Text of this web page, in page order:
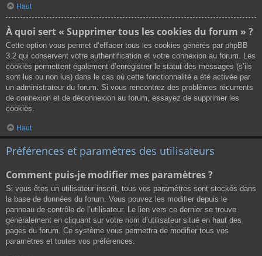
Haut
À quoi sert « Supprimer tous les cookies du forum » ?
Cette option vous permet d’effacer tous les cookies générés par phpBB
3.2 qui conservent votre authentification et votre connexion au forum. Les
cookies permettent également d’enregistrer le statut des messages (s’ils
sont lus ou non lus) dans le cas où cette fonctionnalité a été activée par
un administrateur du forum. Si vous rencontrez des problèmes récurrents
de connexion et de déconnexion au forum, essayez de supprimer les
cookies.
Haut
Préférences et paramètres des utilisateurs
Comment puis-je modifier mes paramètres ?
Si vous êtes un utilisateur inscrit, tous vos paramètres sont stockés dans
la base de données du forum. Vous pouvez les modifier depuis le
panneau de contrôle de l’utilisateur. Le lien vers ce dernier se trouve
généralement en cliquant sur votre nom d’utilisateur situé en haut des
pages du forum. Ce système vous permettra de modifier tous vos
paramètres et toutes vos préférences.